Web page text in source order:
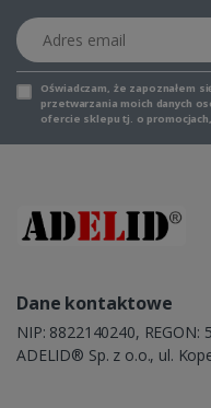
Adres email
Oświadczam, że zapoznałem
przetwarzania moich danych
ofercie sklepu tj. o
Dane kontaktowe
NIP: 8822140240, REGON:
ADELID® Sp. z o.o., ul.